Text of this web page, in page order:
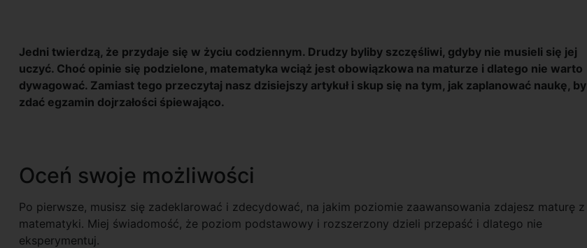
Jedni twierdzą, że przydaje się w życiu codziennym. Drudzy byliby szczęśliwi, gdyby nie musieli się jej
uczyć. Choć opinie się podzielone, matematyka wciąż jest obowiązkowa na maturze i dlatego nie warto
dywagować. Zamiast tego przeczytaj nasz dzisiejszy artykuł i skup się na tym, jak zaplanować naukę, by
zdać egzamin dojrzałości śpiewająco.
Oceń swoje możliwości
Po pierwsze, musisz się zadeklarować i zdecydować, na jakim poziomie zaawansowania zdajesz maturę z
matematyki. Miej świadomość, że poziom podstawowy i rozszerzony dzieli przepaść i dlatego nie
eksperymentuj.